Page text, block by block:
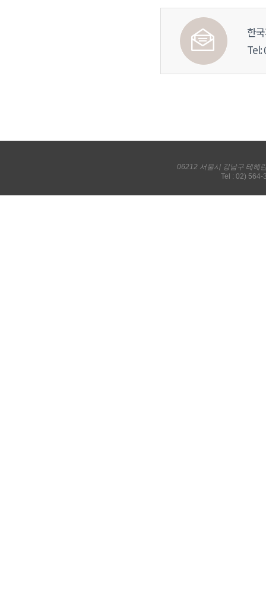
한
Tel:
06212 서울시 강남구 테헤
Tel : 02) 564-